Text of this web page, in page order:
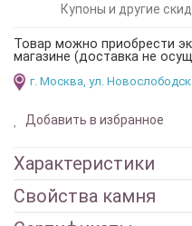
Купоны и другие
Товар можно приобрести
магазине (доставка не
г. Москва, ул.
Добавить в избранное
Характеристики
Свойства камня